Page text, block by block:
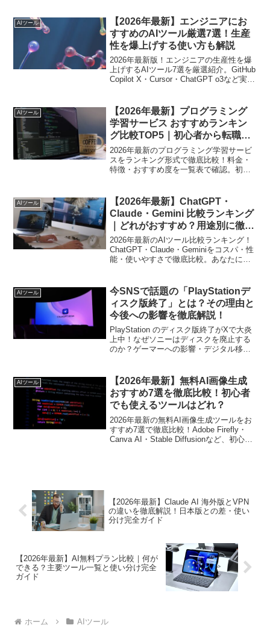
AIツール
【2026年最新】エンジニアにお
すすめのAIツール厳選7選！生産
性を爆上げする使い方も解説
2026年最新版！エンジニアの生産性を爆
上げするAIツール7選を厳選紹介。GitHub
Copilot X・Cursor・ChatGPT o3など実践
AIツール
【2026年最新】プログラミング
学習サービス おすすめランキン
グ比較TOP5｜初心者から転職志
望まで徹底解説
2026年最新のプログラミング学習サービ
スをランキング形式で徹底比較！料金・
特徴・おすすめ度を一覧表で確認。初心
AIツール
【2026年最新】ChatGPT・
Claude・Gemini 比較ランキング
｜どれがおすすめ？用途別に徹底
解説
2026年最新のAIツール比較ランキング！
ChatGPT・Claude・Geminiをコスパ・性
能・使いやすさで徹底比較。あなたにぴ
AIツール
今SNSで話題の「PlayStationデ
ィスク版終了」とは？その理由と
今後への影響を徹底解説！
PlayStation のディスク版終了がXで大炎
上中！なぜソニーはディスクを廃止する
のか？ゲーマーへの影響・デジタル移行
AIツール
【2026年最新】無料AI画像生成
おすすめ7選を徹底比較！初心者
でも使えるツールはどれ？
2026年最新の無料AI画像生成ツールをお
すすめ7選で徹底比較！Adobe Firefly・
Canva AI・Stable Diffusionなど、初心者
【2026年最新】Claude AI 海外版とVPN
の違いを徹底解説！日本版との差・使い
分け完全ガイド
【2026年最新】AI無料プラン比較｜何が
できる？主要ツール一覧と使い分け完全
ガイド
ホーム AIツール